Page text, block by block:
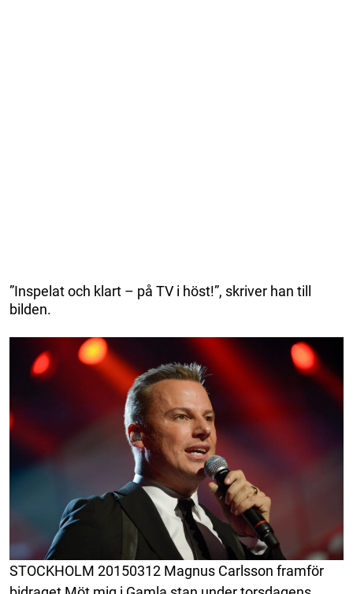
”Inspelat och klart – på TV i höst!”, skriver han till
bilden.
STOCKHOLM 20150312 Magnus Carlsson framför